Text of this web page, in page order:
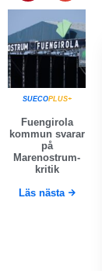
SUECOPLUS+
Fuengirola
kommun svarar
på
Marenostrum-
kritik
Läs nästa